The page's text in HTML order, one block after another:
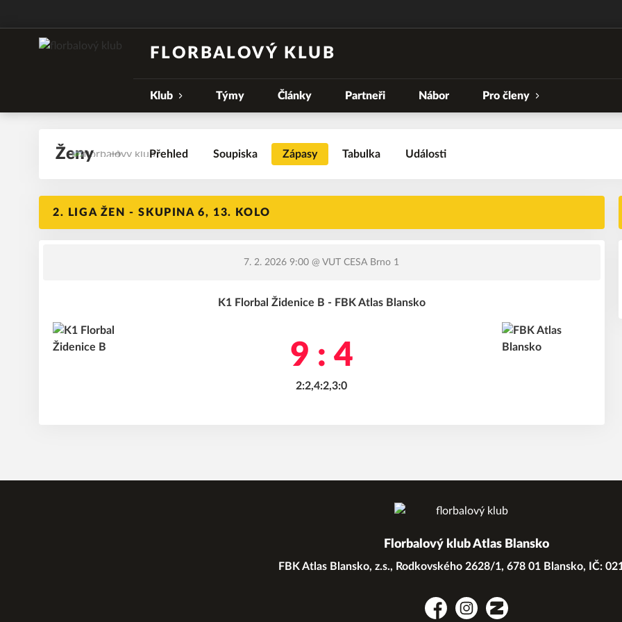
FLORBALOVÝ KLUB
Klub Týmy Články Partneři Nábor Pro členy
Ženy Přehled Soupiska Zápasy Tabulka Události
2. LIGA ŽEN - SKUPINA 6, 13. KOLO
7. 2. 2026 9:00 @ VUT CESA Brno 1
K1 Florbal Židenice B - FBK Atlas Blansko
9 : 4
2:2,4:2,3:0
Florbalový klub Atlas Blansko
FBK Atlas Blansko, z.s., Rodkovského 2628/1, 678 01 Blansko, IČ:
FacebookInstagramZonerama